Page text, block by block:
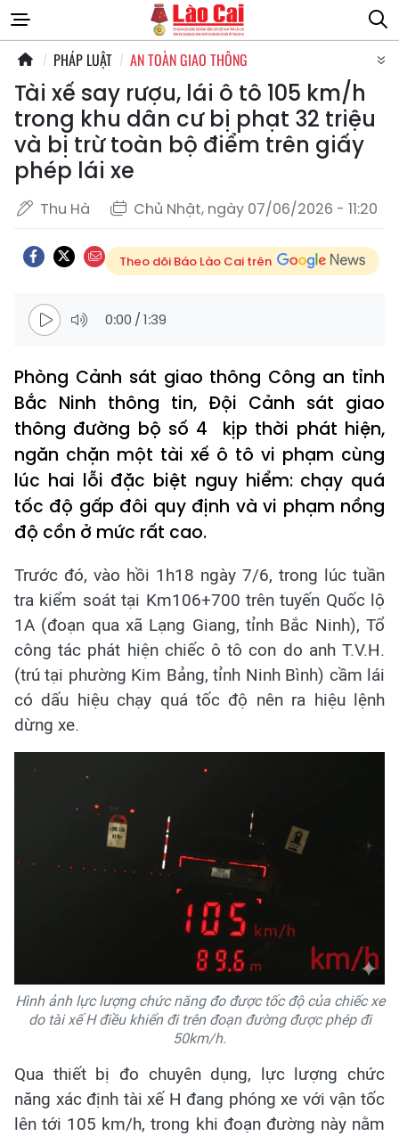
PHÁP LUẬT AN TOÀN GIAO THÔNG
Tài xế say rượu, lái ô tô 105 km/h
trong khu dân cư bị phạt 32 triệu
và bị trừ toàn bộ điểm trên giấy
phép lái xe
Thu Hà Chủ Nhật, ngày 07/06/2026 - 11:20
Theo dõi Báo Lào Cai trên
0:00 /1:39
Phòng Cảnh sát giao thông Công an tỉnh
Bắc Ninh thông tin, Đội Cảnh sát giao
thông đường bộ số 4 kịp thời phát hiện,
ngăn chặn một tài xế ô tô vi phạm cùng
lúc hai lỗi đặc biệt nguy hiểm: chạy quá
tốc độ gấp đôi quy định và vi phạm nồng
độ cồn ở mức rất cao.
Trước đó, vào hồi 1h18 ngày 7/6, trong lúc tuần
tra kiểm soát tại Km106+700 trên tuyến Quốc lộ
1A (đoạn qua xã Lạng Giang, tỉnh Bắc Ninh), Tổ
công tác phát hiện chiếc ô tô con do anh T.V.H.
(trú tại phường Kim Bảng, tỉnh Ninh Bình) cầm lái
có dấu hiệu chạy quá tốc độ nên ra hiệu lệnh
dừng xe.
Hình ảnh lực lượng chức năng đo được tốc độ của chiếc xe
do tài xế H điều khiển đi trên đoạn đường được phép đi
50km/h.
Qua thiết bị đo chuyên dụng, lực lượng chức
năng xác định tài xế H đang phóng xe với vận tốc
lên tới 105 km/h, trong khi đoạn đường này nằm